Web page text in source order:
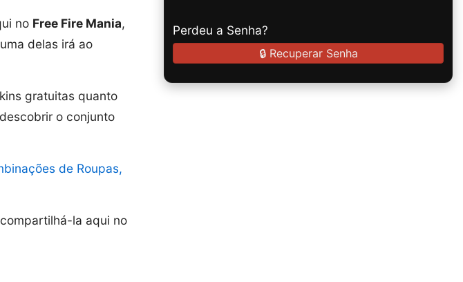
no Free Fire Mania,
delas irá ao
gratuitas quanto
o conjunto
de Roupas,
la aqui no
Perdeu a Senha?
🔒 Recuperar Senha